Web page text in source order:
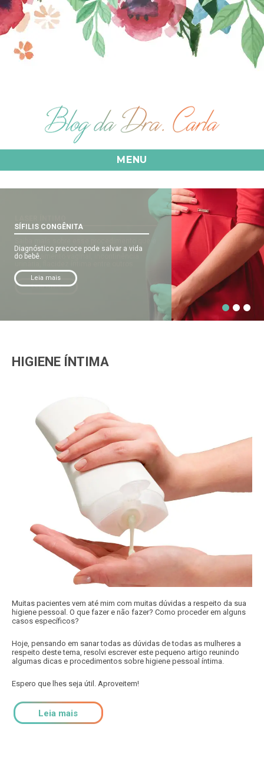
MENU
SÍFILIS CONGÊNITA
Diagnóstico precoce pode salvar a vida
do bebê.
Leia mais
HIGIENE ÍNTIMA
Muitas pacientes vem até mim com muitas dúvidas a respeito da sua
higiene pessoal. O que fazer e não fazer? Como proceder em alguns
casos específicos?
Hoje, pensando em sanar todas as dúvidas de todas as mulheres a
respeito deste tema, resolvi escrever este pequeno artigo reunindo
algumas dicas e procedimentos sobre higiene pessoal íntima.
Espero que lhes seja útil. Aproveitem!
Leia mais